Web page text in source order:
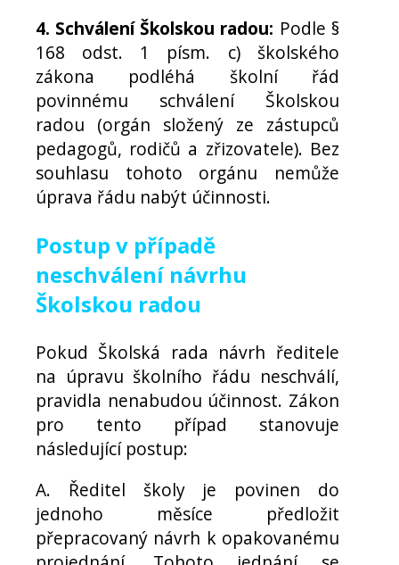
4. Schválení Školskou radou: Podle §
168 odst. 1 písm. c) školského
zákona podléhá školní řád
povinnému schválení Školskou
radou (orgán složený ze zástupců
pedagogů, rodičů a zřizovatele). Bez
souhlasu tohoto orgánu nemůže
úprava řádu nabýt účinnosti.
Postup v případě
neschválení návrhu
Školskou radou
Pokud Školská rada návrh ředitele
na úpravu školního řádu neschválí,
pravidla nenabudou účinnost. Zákon
pro tento případ stanovuje
následující postup:
A. Ředitel školy je povinen do
jednoho měsíce předložit
přepracovaný návrh k opakovanému